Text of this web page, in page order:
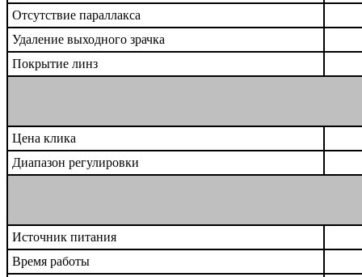
Отсутствие параллакса
Удаление выходного зрачка
Покрытие линз
Цена клика
Диапазон регулировки
Источник питания
Время работы